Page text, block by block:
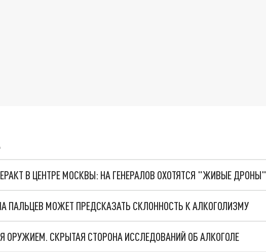
В ЦЕНТРЕ МОСКВЫ: НА ГЕНЕРАЛОВ ОХОТЯТСЯ "ЖИВЫЕ ДРОНЫ"
ПАЛЬЦЕВ МОЖЕТ ПРЕДСКАЗАТЬ СКЛОННОСТЬ К АЛКОГОЛИЗМУ
ОРУЖИЕМ. СКРЫТАЯ СТОРОНА ИССЛЕДОВАНИЙ ОБ АЛКОГОЛЕ